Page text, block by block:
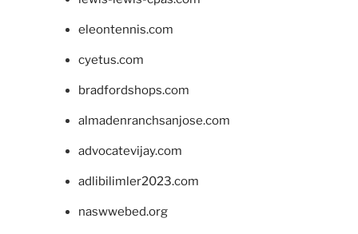
eleontennis.com
cyetus.com
bradfordshops.com
almadenranchsanjose.com
advocatevijay.com
adlibilimler2023.com
naswwebed.org